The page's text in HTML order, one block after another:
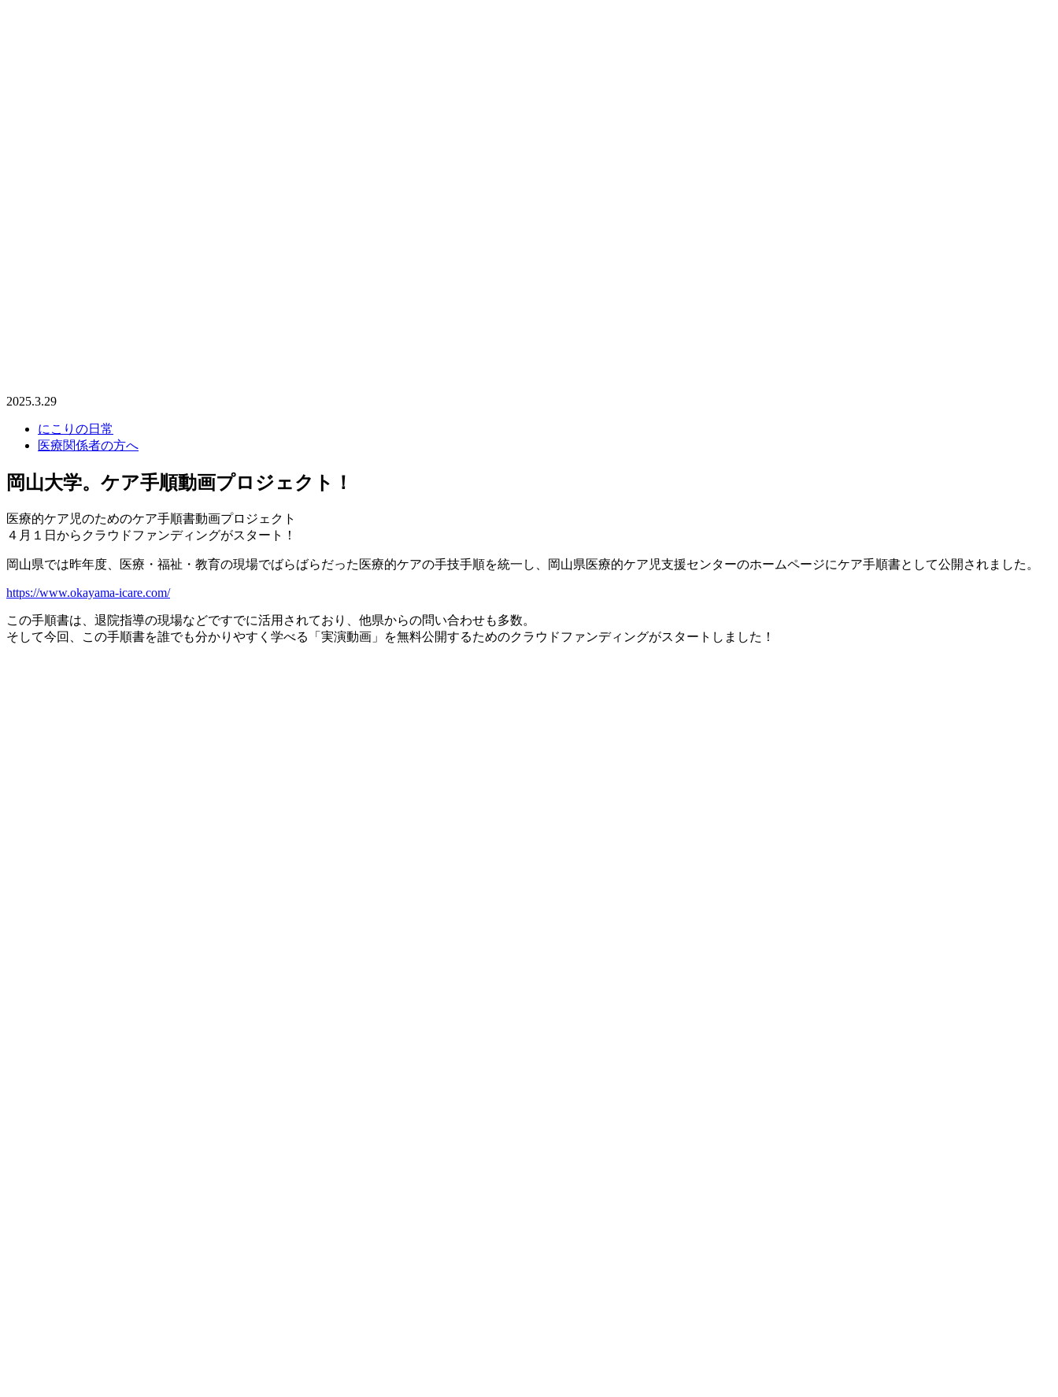
2025.3.29
にこりの日常
医療関係者の方へ
岡山大学。ケア手順動画プロジェクト！
医療的ケア児のためのケア手順書動画プロジェクト
４月１日からクラウドファンディングがスタート！
岡山県では昨年度、医療・福祉・教育の現場でばらばらだった医療的ケアの手技手順を統一し、岡山県医療的ケア児支援センターのホームページにケア手順書として公開されました。
https://www.okayama-icare.com/
この手順書は、退院指導の現場などですでに活用されており、他県からの問い合わせも多数。
そして今回、この手順書を誰でも分かりやすく学べる「実演動画」を無料公開するためのクラウドファンディングがスタートしました！